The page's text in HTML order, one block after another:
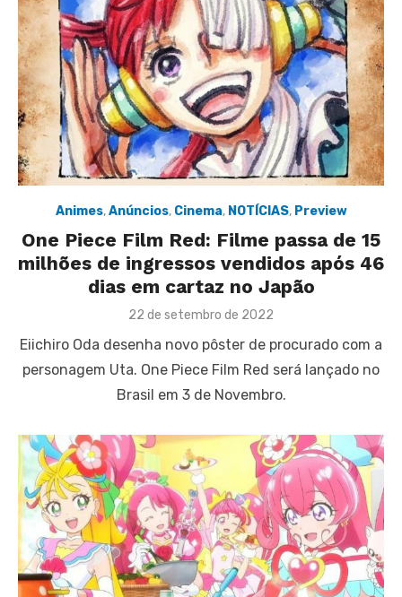
Animes,Anúncios, Cinema, NOTÍCIAS, Preview
One Piece Film Red: Filme passa de 15
milhões de ingressos vendidos após 46
dias em cartaz no Japão
Posted
22 de setembro de 2022
Eiichiro Oda desenha novo pôster de procurado com a
personagem Uta. One Piece Film Red será lançado no
Brasil em 3 de Novembro.